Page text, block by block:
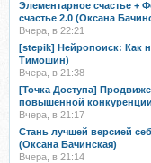
Элементарное счастье +
счастье 2.0 (Оксана
Вчера, в 22:21
[stepik] Нейропоиск: Как
Тимошин)
Вчера, в 21:38
[Точка Доступа]
повышенной
Вчера, в 21:17
Стань лучшей версией
(Оксана Бачинская)
Вчера, в 21:14